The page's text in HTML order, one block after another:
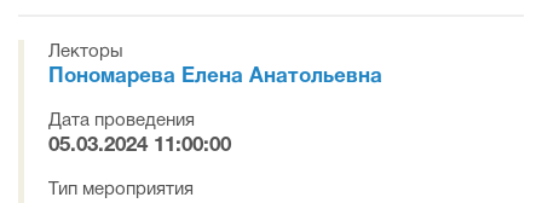
Лекторы
Пономарева Елена Анатольевна
Дата проведения
05.03.2024 11:00:00
Тип мероприятия